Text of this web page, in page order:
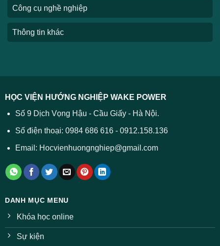
Công cụ nghề nghiệp
Thông tin khác
HỌC VIỆN HƯỚNG NGHIỆP WAKE POWER
Số 9 Dịch Vọng Hậu - Cầu Giấy - Hà Nội.
Số điện thoại: 0984 686 616 - 0912.158.136
Email: Hocvienhuongnghiep@gmail.com
DANH MỤC MENU
Khóa học online
Sự kiện